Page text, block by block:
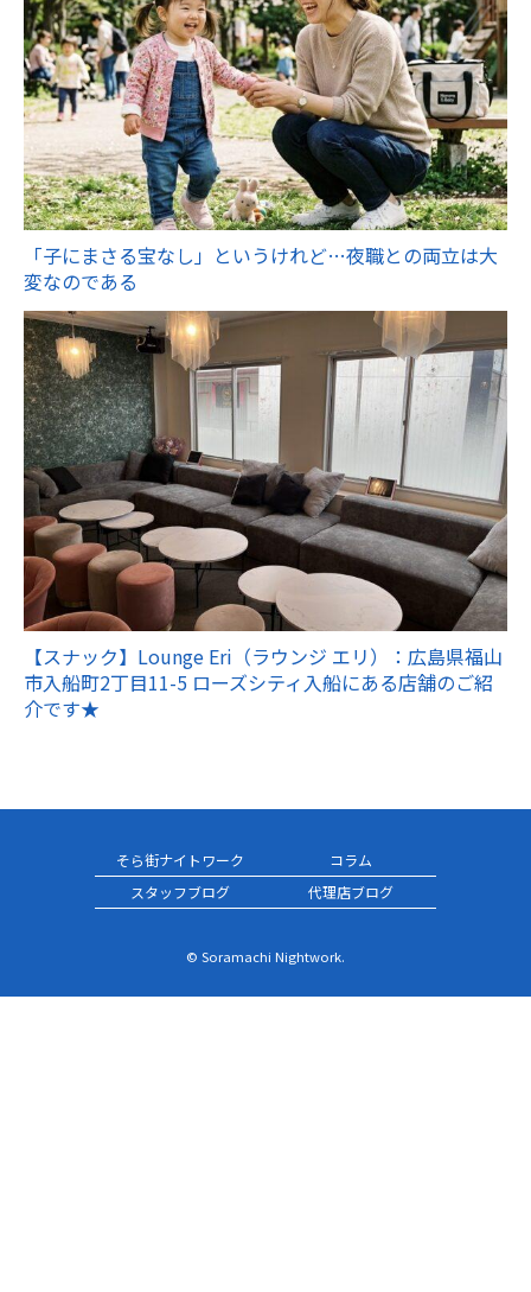
「子にまさる宝なし」というけれど…夜職との両立は大
変なのである
【スナック】Lounge Eri（ラウンジ エリ）：広島県福山
市入船町2丁目11-5 ローズシティ入船にある店舗のご紹
介です★
そら街ナイトワーク
コラム
スタッフブログ
代理店ブログ
© Soramachi Nightwork.